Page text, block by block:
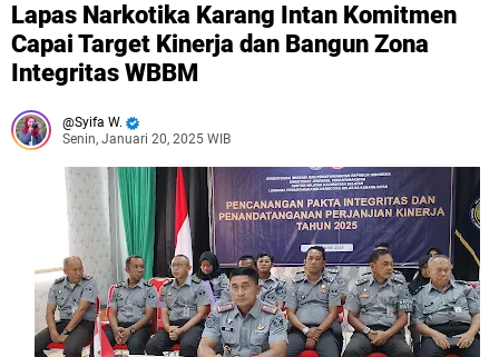
Lapas Narkotika Karang Intan Komitmen
Capai Target Kinerja dan Bangun Zona
Integritas WBBM
Syifa W.
Senin, Januari 20, 2025 WIB